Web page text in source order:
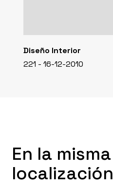
Diseño Interior
221 - 16-12-2010
En la misma
localización